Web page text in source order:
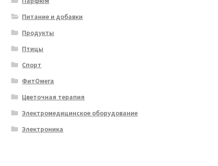
Питание и добавки
Продукты
Птицы
Спорт
ФитОмега
Цветочная терапия
Электромедицинское оборудование
Электроника